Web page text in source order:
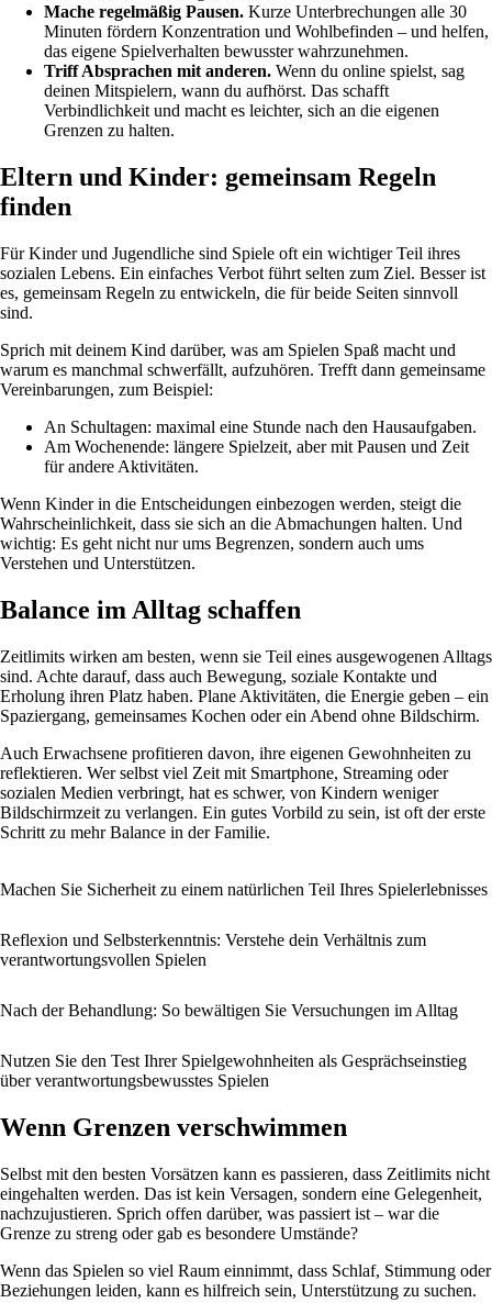
Mache regelmäßig Pausen. Kurze Unterbrechungen alle 30
Minuten fördern Konzentration und Wohlbefinden – und helfen,
das eigene Spielverhalten bewusster wahrzunehmen.
Triff Absprachen mit anderen. Wenn du online spielst, sag
deinen Mitspielern, wann du aufhörst. Das schafft
Verbindlichkeit und macht es leichter, sich an die eigenen
Grenzen zu halten.
Eltern und Kinder: gemeinsam Regeln
finden
Für Kinder und Jugendliche sind Spiele oft ein wichtiger Teil ihres
sozialen Lebens. Ein einfaches Verbot führt selten zum Ziel. Besser ist
es, gemeinsam Regeln zu entwickeln, die für beide Seiten sinnvoll
sind.
Sprich mit deinem Kind darüber, was am Spielen Spaß macht und
warum es manchmal schwerfällt, aufzuhören. Trefft dann gemeinsame
Vereinbarungen, zum Beispiel:
An Schultagen: maximal eine Stunde nach den Hausaufgaben.
Am Wochenende: längere Spielzeit, aber mit Pausen und Zeit
für andere Aktivitäten.
Wenn Kinder in die Entscheidungen einbezogen werden, steigt die
Wahrscheinlichkeit, dass sie sich an die Abmachungen halten. Und
wichtig: Es geht nicht nur ums Begrenzen, sondern auch ums
Verstehen und Unterstützen.
Balance im Alltag schaffen
Zeitlimits wirken am besten, wenn sie Teil eines ausgewogenen Alltags
sind. Achte darauf, dass auch Bewegung, soziale Kontakte und
Erholung ihren Platz haben. Plane Aktivitäten, die Energie geben – ein
Spaziergang, gemeinsames Kochen oder ein Abend ohne Bildschirm.
Auch Erwachsene profitieren davon, ihre eigenen Gewohnheiten zu
reflektieren. Wer selbst viel Zeit mit Smartphone, Streaming oder
sozialen Medien verbringt, hat es schwer, von Kindern weniger
Bildschirmzeit zu verlangen. Ein gutes Vorbild zu sein, ist oft der erste
Schritt zu mehr Balance in der Familie.
Machen Sie Sicherheit zu einem natürlichen Teil Ihres Spielerlebnisses
Reflexion und Selbsterkenntnis: Verstehe dein Verhältnis zum
verantwortungsvollen Spielen
Nach der Behandlung: So bewältigen Sie Versuchungen im Alltag
Nutzen Sie den Test Ihrer Spielgewohnheiten als Gesprächseinstieg
über verantwortungsbewusstes Spielen
Wenn Grenzen verschwimmen
Selbst mit den besten Vorsätzen kann es passieren, dass Zeitlimits nicht
eingehalten werden. Das ist kein Versagen, sondern eine Gelegenheit,
nachzujustieren. Sprich offen darüber, was passiert ist – war die
Grenze zu streng oder gab es besondere Umstände?
Wenn das Spielen so viel Raum einnimmt, dass Schlaf, Stimmung oder
Beziehungen leiden, kann es hilfreich sein, Unterstützung zu suchen.